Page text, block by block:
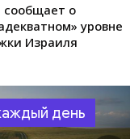
сообщает о
уровне
Израиля
день